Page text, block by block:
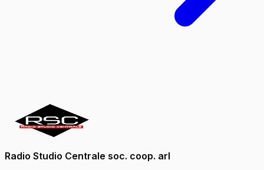
Radio Studio Centrale soc. coop. arl